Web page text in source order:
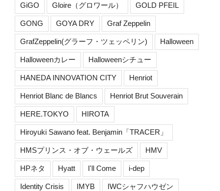
GiGO Gloire（グロワール） GOLD PFEIL
GONG GOYA DRY Graf Zeppelin
GrafZeppelin(グラーフ・ツェッペリン) Halloween
Halloweenカレー Halloweenシチュー
HANEDA INNOVATION CITY Henriot
Henriot Blanc de Blancs Henriot Brut Souverain
HERE.TOKYO HIROTA
Hiroyuki Sawano feat. Benjamin「TRACER」
HMSプリンス・オブ・ウェールズ HMV
HPネタ Hyatt I'll Come i-dep
Identity Crisis IMYB IWCシャフハウゼン